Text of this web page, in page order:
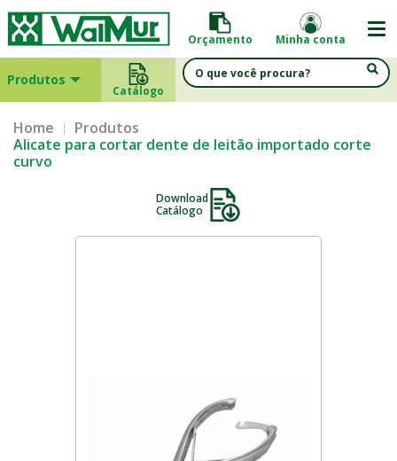
Orçamento Minha conta
Produtos
Catálogo
Home
Produtos
Alicate para cortar dente de leitão importado corte
curvo
Download
Catálogo